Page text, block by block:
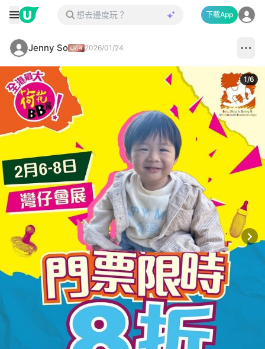
下載App
Jenny So 2026/01/24
1/6